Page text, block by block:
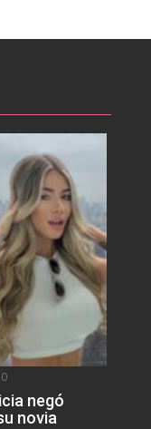
0
negó
novia